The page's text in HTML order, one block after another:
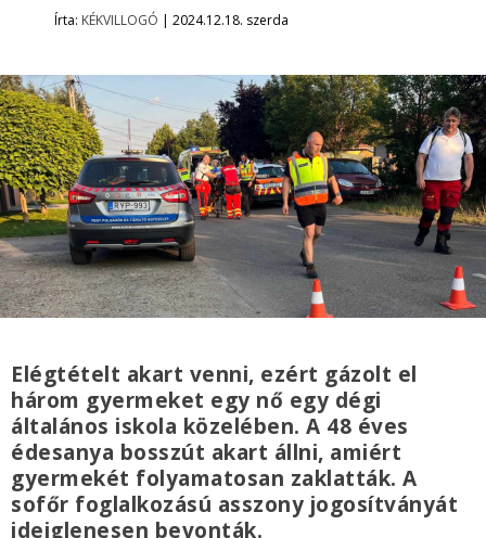
Írta: KÉKVILLOGÓ | 2024.12.18. szerda
Elégtételt akart venni, ezért gázolt el
három gyermeket egy nő egy dégi
általános iskola közelében. A 48 éves
édesanya bosszút akart állni, amiért
gyermekét folyamatosan zaklatták. A
sofőr foglalkozású asszony jogosítványát
ideiglenesen bevonták.